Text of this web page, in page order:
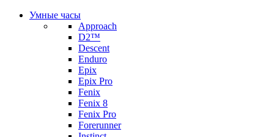
Умные часы
Approach
D2™
Descent
Enduro
Epix
Epix Pro
Fenix
Fenix 8
Fenix Pro
Forerunner